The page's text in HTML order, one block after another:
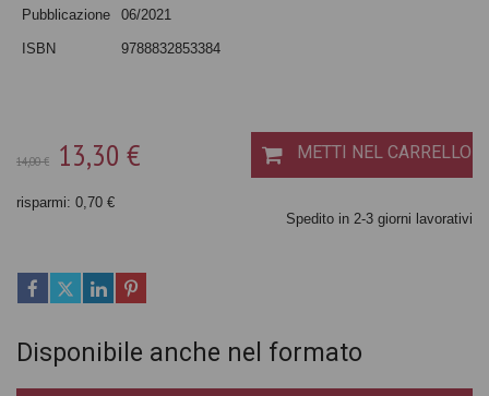
Pubblicazione 06/2021
ISBN 9788832853384
14,00 € 13,30 € METTI NEL CARRELLO
risparmi: 0,70 €
Spedito in 2-3 giorni lavorativi
Disponibile anche nel formato